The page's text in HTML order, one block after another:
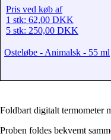
Pris ved køb af
1 stk: 62,00 DKK
5 stk: 250,00 DKK
Osteløbe - Animalsk - 55 ml
Foldbart digitalt termometer
Proben foldes bekvemt